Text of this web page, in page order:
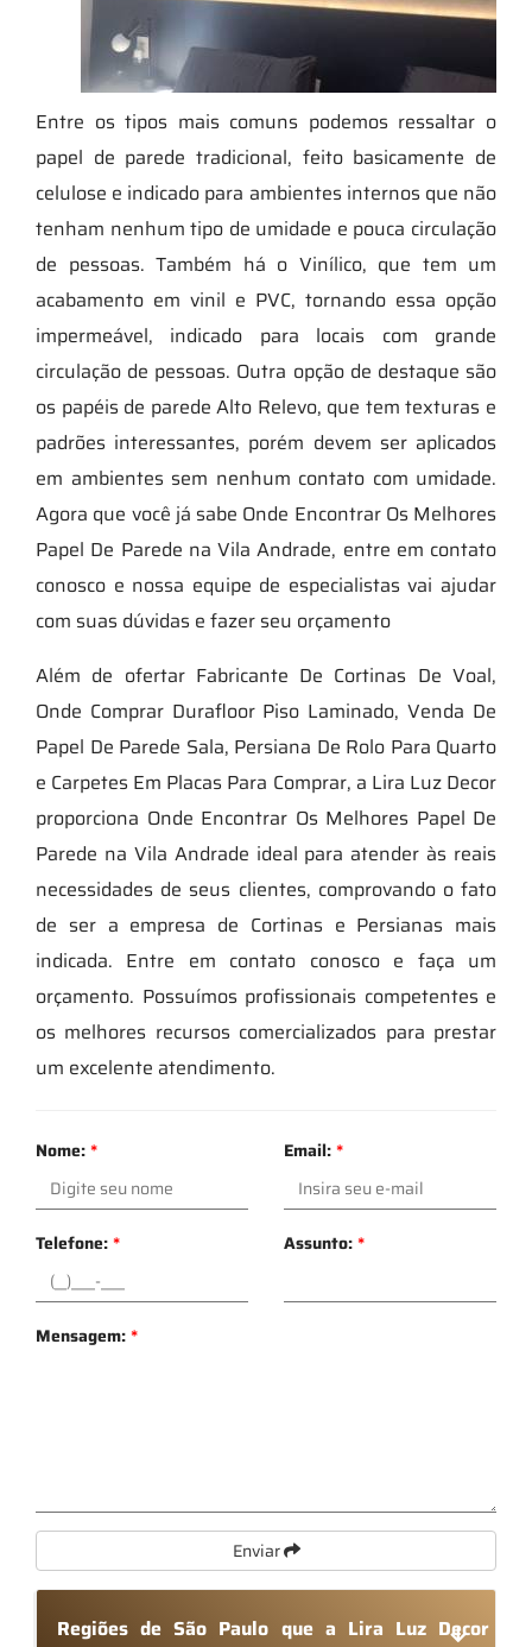
Entre os tipos mais comuns podemos ressaltar o
papel de parede tradicional, feito basicamente de
celulose e indicado para ambientes internos que não
tenham nenhum tipo de umidade e pouca circulação
de pessoas. Também há o Vinílico, que tem um
acabamento em vinil e PVC, tornando essa opção
impermeável, indicado para locais com grande
circulação de pessoas. Outra opção de destaque são
os papéis de parede Alto Relevo, que tem texturas e
padrões interessantes, porém devem ser aplicados
em ambientes sem nenhum contato com umidade.
Agora que você já sabe Onde Encontrar Os Melhores
Papel De Parede na Vila Andrade, entre em contato
conosco e nossa equipe de especialistas vai ajudar
com suas dúvidas e fazer seu orçamento
Além de ofertar Fabricante De Cortinas De Voal,
Onde Comprar Durafloor Piso Laminado, Venda De
Papel De Parede Sala, Persiana De Rolo Para Quarto
e Carpetes Em Placas Para Comprar, a Lira Luz Decor
proporciona Onde Encontrar Os Melhores Papel De
Parede na Vila Andrade ideal para atender às reais
necessidades de seus clientes, comprovando o fato
de ser a empresa de Cortinas e Persianas mais
indicada. Entre em contato conosco e faça um
orçamento. Possuímos profissionais competentes e
os melhores recursos comercializados para prestar
um excelente atendimento.
Nome:* Email:*
Telefone:* Assunto:*
Mensagem:*
Enviar
Regiões de São Paulo que a Lira Luz Decor